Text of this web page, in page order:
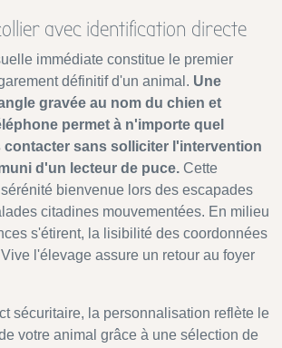
avec identification directe
immédiate constitue le premier
définitif d'un animal. Une
gravée au nom du chien et
permet à n'importe quel
contacter sans solliciter l'intervention
d'un lecteur de puce. Cette
bienvenue lors des escapades
citadines mouvementées. En milieu
s'étirent, la lisibilité des coordonnées
l'élevage assure un retour au foyer
sécuritaire, la personnalisation reflète le
votre animal grâce à une sélection de